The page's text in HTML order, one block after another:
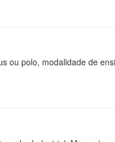
ou polo, modalidade de